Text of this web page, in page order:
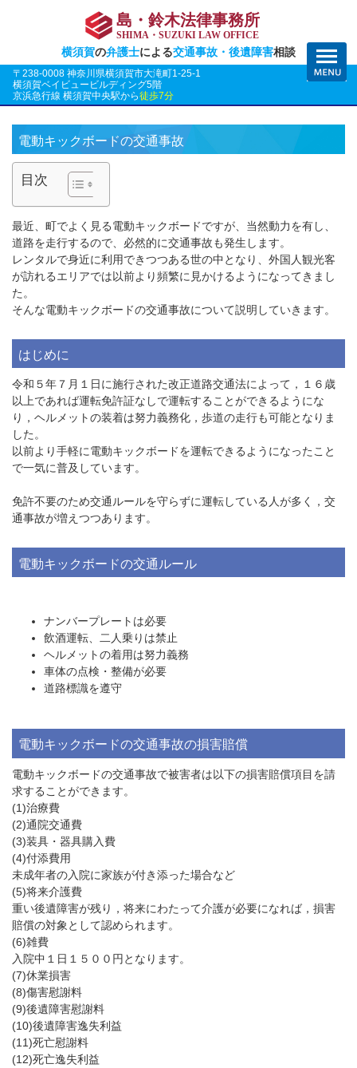
島・鈴木法律事務所
SHIMA・SUZUKI LAW OFFICE
横須賀の弁護士による交通事故・後遺障害相談
〒238-0008 神奈川県横須賀市大滝町1-25-1
横須賀ベイビュービルディング5階
京浜急行線 横須賀中央駅から徒歩7分
電動キックボードの交通事故
目次
最近、町でよく見る電動キックボードですが、当然動力を有し、
道路を走行するので、必然的に交通事故も発生します。
レンタルで身近に利用できつつある世の中となり、外国人観光客
が訪れるエリアでは以前より頻繁に見かけるようになってきまし
た。
そんな電動キックボードの交通事故について説明していきます。
はじめに
令和５年７月１日に施行された改正道路交通法によって，１６歳
以上であれば運転免許証なしで運転することができるようにな
り，ヘルメットの装着は努力義務化，歩道の走行も可能となりま
した。
以前より手軽に電動キックボードを運転できるようになったこと
で一気に普及しています。
免許不要のため交通ルールを守らずに運転している人が多く，交
通事故が増えつつあります。
電動キックボードの交通ルール
ナンバープレートは必要
飲酒運転、二人乗りは禁止
ヘルメットの着用は努力義務
車体の点検・整備が必要
道路標識を遵守
電動キックボードの交通事故の損害賠償
電動キックボードの交通事故で被害者は以下の損害賠償項目を請
求することができます。
(1)治療費
(2)通院交通費
(3)装具・器具購入費
(4)付添費用
未成年者の入院に家族が付き添った場合など
(5)将来介護費
重い後遺障害が残り，将来にわたって介護が必要になれば，損害
賠償の対象として認められます。
(6)雑費
入院中１日１５００円となります。
(7)休業損害
(8)傷害慰謝料
(9)後遺障害慰謝料
(10)後遺障害逸失利益
(11)死亡慰謝料
(12)死亡逸失利益